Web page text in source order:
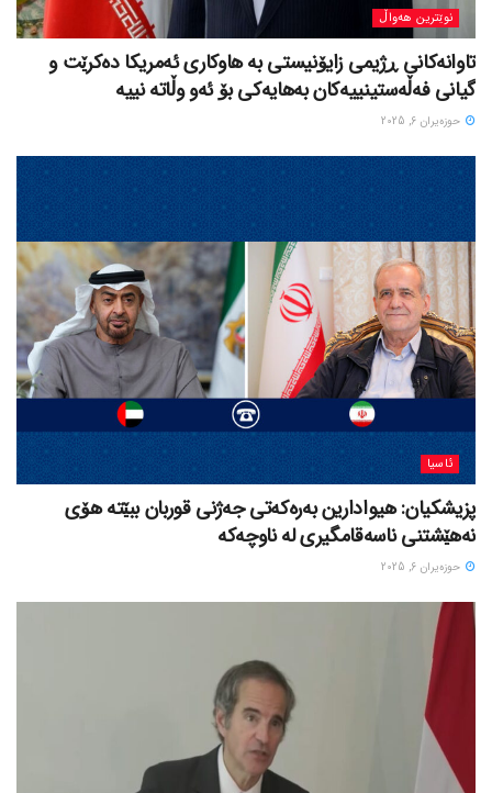
نوێترین هەواڵ
تاوانەکانی ڕژیمی زایۆنیستی بە هاوکاری ئەمریکا دەکرێت و
گیانی فەڵەستینییەکان بەهایەکی بۆ ئەو وڵاتە نییە
حوزه‌یران 6, 2025
ئاسیا
پزیشکیان: هیوادارین بەرەکەتی جەژنی قوربان ببێتە هۆی
نەهێشتنی ناسەقامگیری لە ناوچەکە
حوزه‌یران 6, 2025